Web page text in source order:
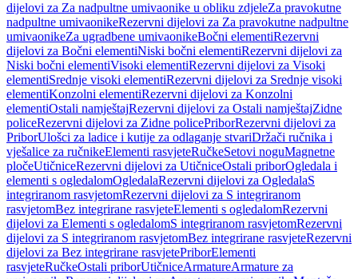
dijelovi za Za nadpultne umivaonike u obliku zdjeleZa pravokutne
nadpultne umivaonikeRezervni dijelovi za Za pravokutne nadpultne
umivaonikeZa ugradbene umivaonikeBočni elementiRezervni
dijelovi za Bočni elementiNiski bočni elementiRezervni dijelovi za
Niski bočni elementiVisoki elementiRezervni dijelovi za Visoki
elementiSrednje visoki elementiRezervni dijelovi za Srednje visoki
elementiKonzolni elementiRezervni dijelovi za Konzolni
elementiOstali namještajRezervni dijelovi za Ostali namještajZidne
policeRezervni dijelovi za Zidne policePriborRezervni dijelovi za
PriborUlošci za ladice i kutije za odlaganje stvariDržači ručnika i
vješalice za ručnikeElementi rasvjeteRučkeSetovi noguMagnetne
pločeUtičniceRezervni dijelovi za UtičniceOstali priborOgledala i
elementi s ogledalomOgledalaRezervni dijelovi za OgledalaS
integriranom rasvjetomRezervni dijelovi za S integriranom
rasvjetomBez integrirane rasvjeteElementi s ogledalomRezervni
dijelovi za Elementi s ogledalomS integriranom rasvjetomRezervni
dijelovi za S integriranom rasvjetomBez integrirane rasvjeteRezervni
dijelovi za Bez integrirane rasvjetePriborElementi
rasvjeteRučkeOstali priborUtičniceArmatureArmature za